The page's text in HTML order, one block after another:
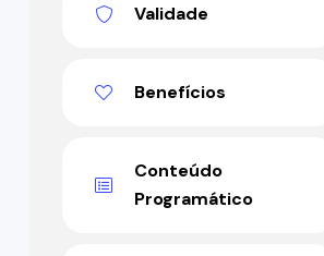
Validade
Benefícios
Conteúdo
Programático